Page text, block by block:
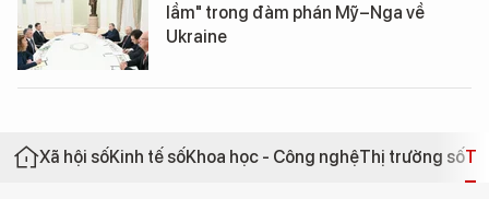
lầm" trong đàm phán Mỹ–Nga về
Ukraine
Xã hội sốKinh tế sốKhoa học - Công nghệThị trường số